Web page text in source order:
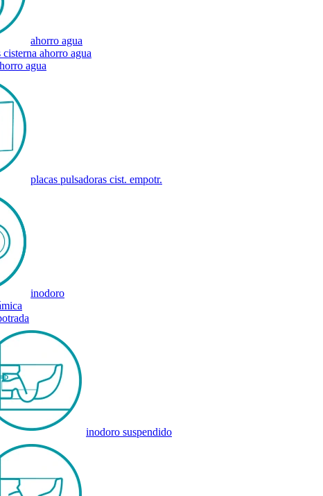
ahorro agua
cisterna ahorro agua
agua
placas pulsadoras cist. empotr.
inodoro
inodoro suspendido